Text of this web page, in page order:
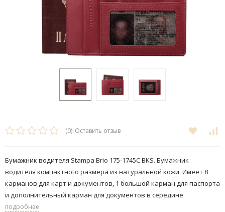
(0) Оставить отзыв
Бумажник водителя Stampa Brio 175-1745C BKS. Бумажник
водителя компактного размера из натуральной кожи. Имеет 8
карманов для карт и документов, 1 большой карман для паспорта
и дополнительный карман для документов в середине.
подробнее